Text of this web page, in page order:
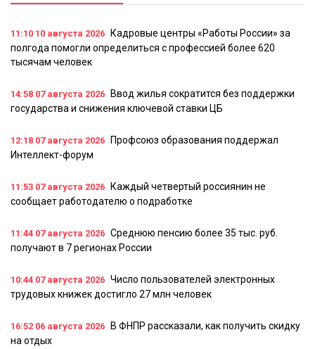
11:10 10 августа 2026
Кадровые центры «Работы России» за
полгода помогли определиться с профессией более 620
тысячам человек
14:58 07 августа 2026
Ввод жилья сократится без поддержки
государства и снижения ключевой ставки ЦБ
12:18 07 августа 2026
Профсоюз образования поддержал
Интеллект-форум
11:53 07 августа 2026
Каждый четвертый россиянин не
сообщает работодателю о подработке
11:44 07 августа 2026 Среднюю пенсию более 35 тыс. руб.
получают в 7 регионах России
10:44 07 августа 2026 Число пользователей электронных
трудовых книжек достигло 27 млн человек
16:52 06 августа 2026
В ФНПР рассказали, как получить скидку
на отдых